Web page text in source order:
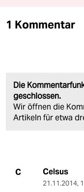
1 Kommentar
Die
geschlossen.
Wir öffnen die
Artikeln für etwa
C Celsus
21.11.2014,